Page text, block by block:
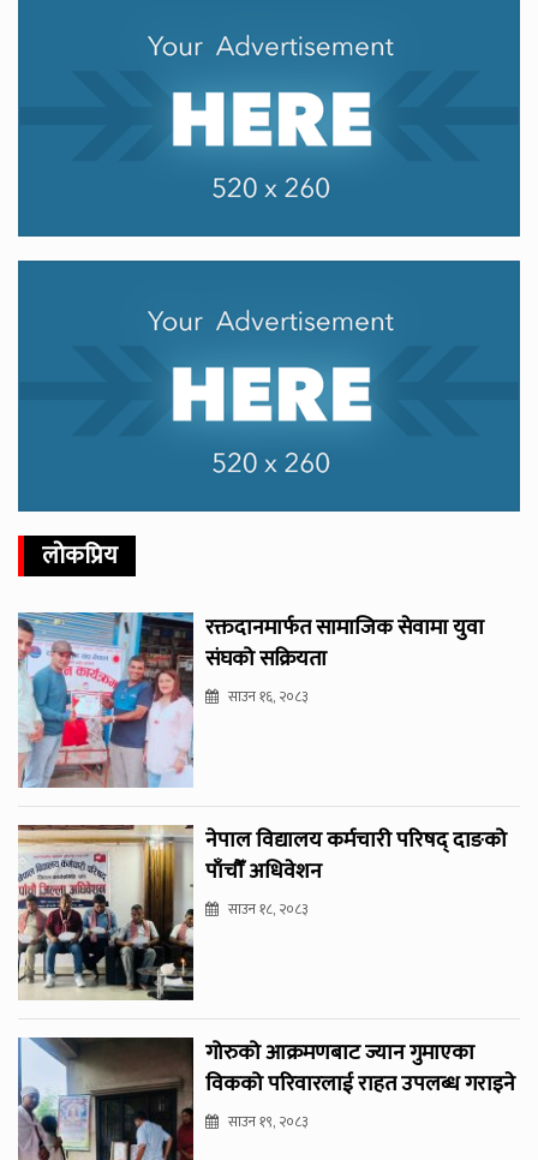
लोकप्रिय
रक्तदानमार्फत सामाजिक सेवामा युवा
संघको सक्रियता
साउन १६, २०८३
नेपाल विद्यालय कर्मचारी परिषद् दाङको
पाँचौँ अधिवेशन
साउन १८, २०८३
गोरुको आक्रमणबाट ज्यान गुमाएका
विकको परिवारलाई राहत उपलब्ध गराइने
साउन १९, २०८३